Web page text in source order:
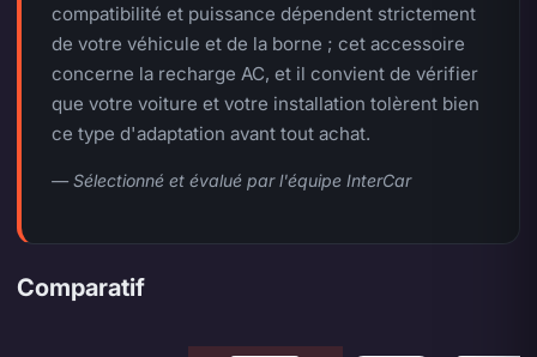
compatibilité et puissance dépendent strictement
de votre véhicule et de la borne ; cet accessoire
concerne la recharge AC, et il convient de vérifier
que votre voiture et votre installation tolèrent bien
ce type d'adaptation avant tout achat.
— Sélectionné et évalué par l'équipe InterCar
Comparatif